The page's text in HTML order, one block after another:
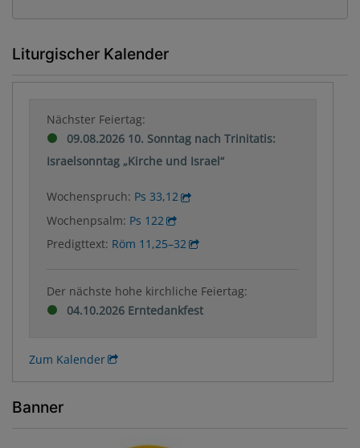
Liturgischer Kalender
Nächster Feiertag:
09.08.2026 10. Sonntag nach Trinitatis:
Israelsonntag „Kirche und Israel“
Wochenspruch: Ps 33,12
Wochenpsalm: Ps 122
Predigttext: Röm 11,25–32
Der nächste hohe kirchliche Feiertag:
04.10.2026 Erntedankfest
Zum Kalender
Banner